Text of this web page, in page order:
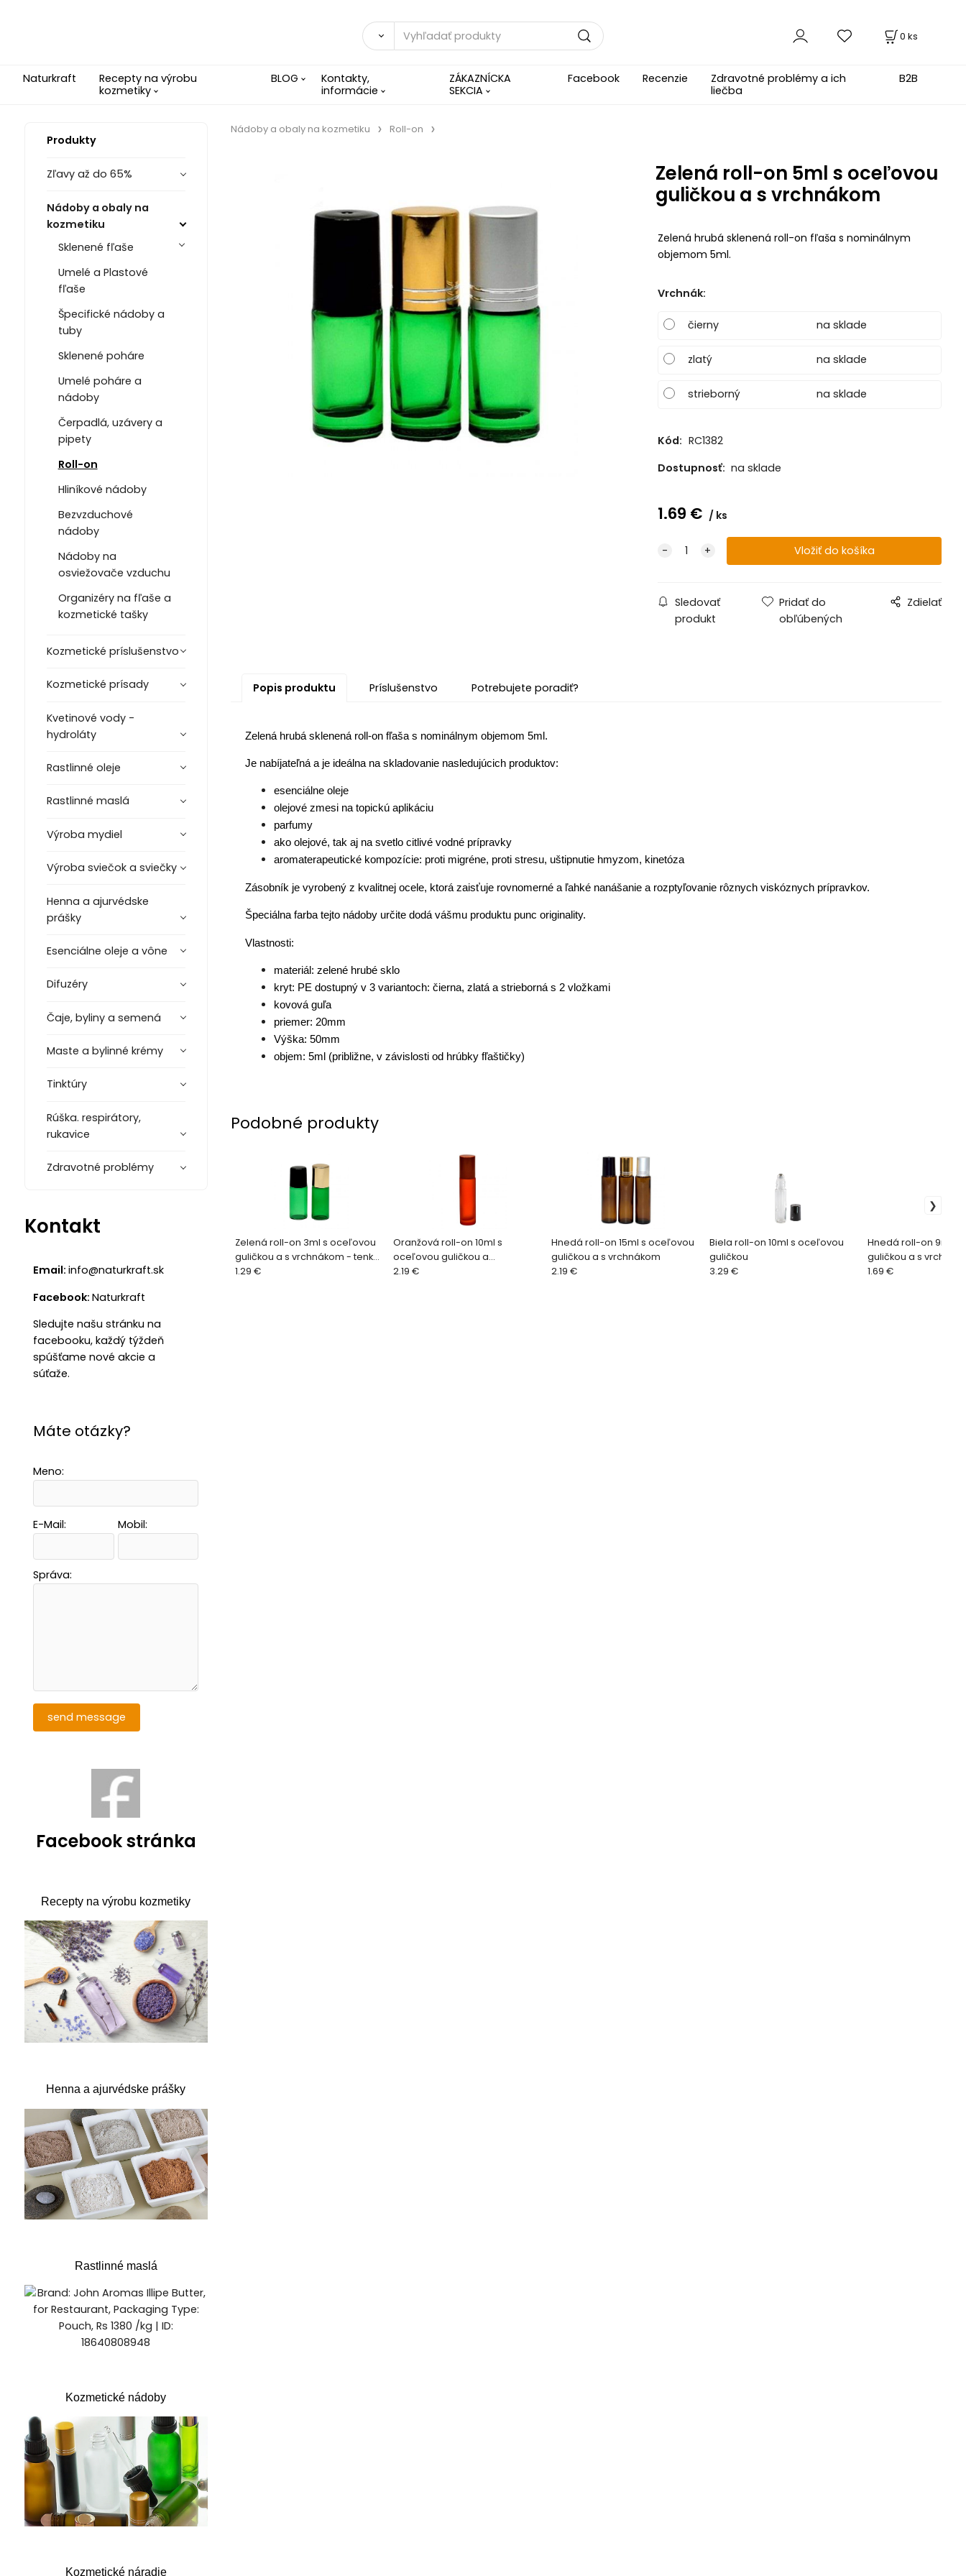
0 ks
Naturkraft
Recepty na výrobu
kozmetiky
BLOG
Kontakty,
informácie
ZÁKAZNÍCKA
SEKCIA
Facebook Recenzie
Zdravotné problémy a ich
liečba
B2B
Produkty
Zľavy až do 65%
Nádoby a obaly na
kozmetiku
Sklenené fľaše
Umelé a Plastové
fľaše
Špecifické nádoby a
tuby
Sklenené poháre
Umelé poháre a
nádoby
Čerpadlá, uzávery a
pipety
Roll-on
Hliníkové nádoby
Bezvzduchové
nádoby
Nádoby na
osviežovače vzduchu
Organizéry na fľaše a
kozmetické tašky
Kozmetické príslušenstvo
Kozmetické prísady
Kvetinové vody -
hydroláty
Rastlinné oleje
Rastlinné maslá
Výroba mydiel
Výroba sviečok a sviečky
Henna a ajurvédske
prášky
Esenciálne oleje a vône
Difuzéry
Čaje, byliny a semená
Maste a bylinné krémy
Tinktúry
Rúška. respirátory,
rukavice
Zdravotné problémy
Kontakt
Email:info@naturkraft.sk
Facebook:Naturkraft
Sledujte našu stránku na
facebooku, každý týždeň
spúšťame nové akcie a
súťaže.
Máte otázky?
Meno:
E-Mail: Mobil:
Správa:
Facebook stránka
Recepty na výrobu kozmetiky
Henna a ajurvédske prášky
Rastlinné maslá
Kozmetické nádoby
Kozmetické náradie
Nádoby a obaly na kozmetiku Roll-on
Zelená roll-on 5ml s oceľovou
guličkou a s vrchnákom
Zelená hrubá sklenená roll-on fľaša s nominálnym
objemom 5ml.
Vrchnák:
čierny na sklade
zlatý na sklade
strieborný na sklade
Kód: RC1382
Dostupnosť: na sklade
1.69 € ks
Sledovať
produkt
Pridať do
obľúbených
Zdielať
Popis produktu Príslušenstvo Potrebujete poradiť?
Zelená hrubá sklenená roll-on fľaša s nominálnym objemom 5ml.
Je nabíjateľná a je ideálna na skladovanie nasledujúcich produktov:
esenciálne oleje
olejové zmesi na topickú aplikáciu
parfumy
ako olejové, tak aj na svetlo citlivé vodné prípravky
aromaterapeutické kompozície: proti migréne, proti stresu, uštipnutie hmyzom, kinetóza
Zásobník je vyrobený z kvalitnej ocele, ktorá zaisťuje rovnomerné a ľahké nanášanie a rozptyľovanie rôznych viskóznych prípravkov.
Špeciálna farba tejto nádoby určite dodá vášmu produktu punc originality.
Vlastnosti:
materiál: zelené hrubé sklo
kryt: PE dostupný v 3 variantoch: čierna, zlatá a strieborná s 2 vložkami
kovová guľa
priemer: 20mm
Výška: 50mm
objem: 5ml (približne, v závislosti od hrúbky fľaštičky)
Podobné produkty
Zelená roll-on 3ml s oceľovou
guličkou a s vrchnákom - tenké
sklo
1.29 €
Oranžová roll-on 10ml s
oceľovou guličkou a
vrchnákom
2.19 €
Hnedá roll-on 15ml s oceľovou
guličkou a s vrchnákom
2.19 €
Biela roll-on 10ml s oceľovou
guličkou
3.29 €
Hnedá roll-on 9ml s
guličkou a s
sklo
1.69 €